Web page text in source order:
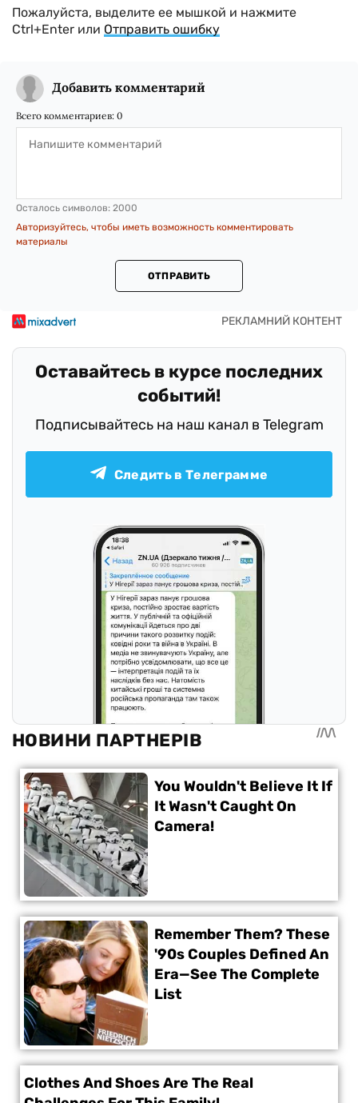
Пожалуйста, выделите ее мышкой и нажмите
Ctrl+Enter или Отправить ошибку
Добавить комментарий
Всего комментариев: 0
Осталось символов: 2000
Авторизуйтесь, чтобы иметь возможность комментировать
материалы
ОТПРАВИТЬ
Оставайтесь в курсе последних
событий!
Подписывайтесь на наш канал в Telegram
Следить в Телеграмме